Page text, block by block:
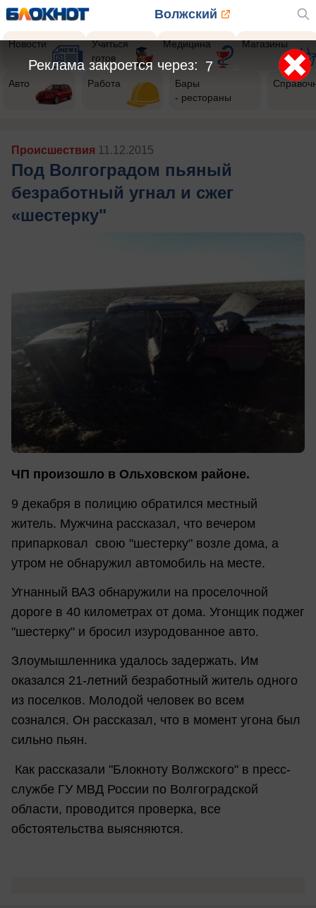
Волжский
Новости
Учиться
готов
Медицина Магазины
Авто Работа
Бары
- рестораны
Происшествия 11.12.2015
Под Волгоградом пьяный
безработный угнал и сжег
«шестерку"
ЧП произошло в Ольховском районе.
9 декабря в полицию обратился местный
житель. Мужчина рассказал, что вечером
припарковал свою "шестерку" возле дома, а
утром не обнаружил автомобиль на месте.
Угнанный ВАЗ обнаружили на проселочной
дороге в 40 километрах от дома. Угонщик поджег
"шестерку" и бросил изуродованное авто.
Злоумышленника удалось задержать. Им
оказался 21-летний безработный житель одного
из поселков. Молодой человек во всем
сознался. Он рассказал, что в момент угона был
сильно пьян.
Как рассказали "Блокноту Волжского" в пресс-
службе ГУ МВД России по Волгоградской
области, проводится проверка, все
обстоятельства выясняются.
5
Реклама закроется через: